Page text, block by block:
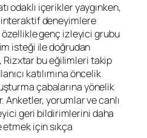
odaklı içerikler yaygınken,
interaktif deneyimlere
genç izleyici grubu
isteği ile doğrudan
Rizxtar bu eğilimleri takip
katılımına öncelik
çabalarına yönelik
yorumlar ve canlı
geri bildirimlerini daha
için sıkça